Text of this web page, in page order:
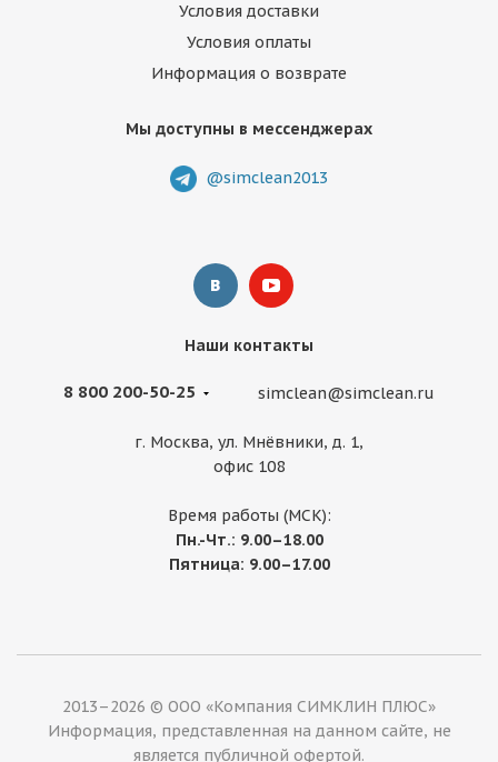
Условия доставки
Условия оплаты
Информация о возврате
Мы доступны в мессенджерах
@simclean2013
Наши контакты
8 800 200-50-25 simclean@simclean.ru
г. Москва, ул. Мнёвники, д. 1,
офис 108
Время работы (МСК):
Пн.-Чт.: 9.00–18.00
Пятница: 9.00–17.00
2013–2026 © ООО «Компания СИМКЛИН ПЛЮС»
Информация, представленная на данном сайте, не
является публичной офертой.